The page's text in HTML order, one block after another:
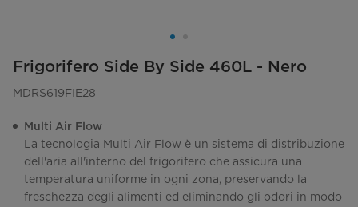
Frigorifero Side By Side 460L - Nero
MDRS619FIE28
Multi Air Flow
La tecnologia Multi Air Flow è un sistema di distribuzione
dell'aria all'interno del frigorifero che assicura una
temperatura uniforme in ogni zona, preservando la
freschezza degli alimenti ed eliminando gli odori in modo